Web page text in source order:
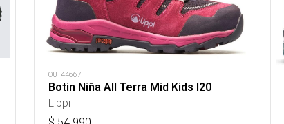
OUT44667
Botin Niña All Terra Mid Kids I20
Lippi